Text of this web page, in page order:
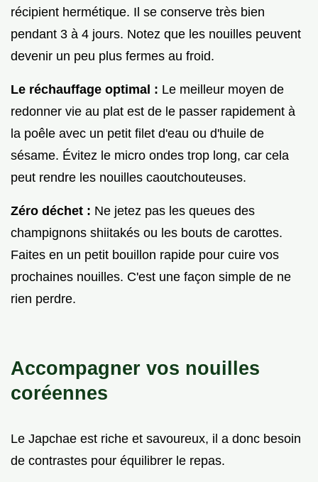
récipient hermétique. Il se conserve très bien
pendant 3 à 4 jours. Notez que les nouilles peuvent
devenir un peu plus fermes au froid.
Le réchauffage optimal : Le meilleur moyen de
redonner vie au plat est de le passer rapidement à
la poêle avec un petit filet d'eau ou d'huile de
sésame. Évitez le micro ondes trop long, car cela
peut rendre les nouilles caoutchouteuses.
Zéro déchet : Ne jetez pas les queues des
champignons shiitakés ou les bouts de carottes.
Faites en un petit bouillon rapide pour cuire vos
prochaines nouilles. C'est une façon simple de ne
rien perdre.
Accompagner vos nouilles
coréennes
Le Japchae est riche et savoureux, il a donc besoin
de contrastes pour équilibrer le repas.